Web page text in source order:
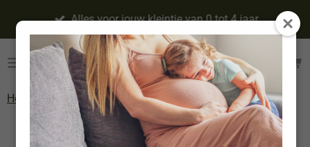
direct
de
hoofdinhoud
Alles voor jouw kleintje van 0 tot 4 jaar
Home » Kleding » Accesoires » Tasjes
Tasjes